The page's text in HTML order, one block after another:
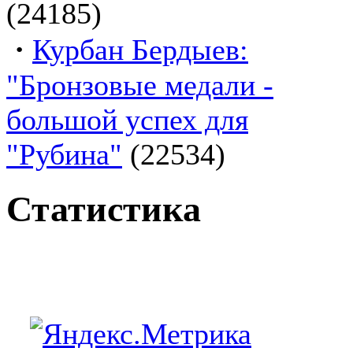
(24185)
· Курбан Бердыев:
"Бронзовые медали -
большой успех для
"Рубина" (22534)
Статистика